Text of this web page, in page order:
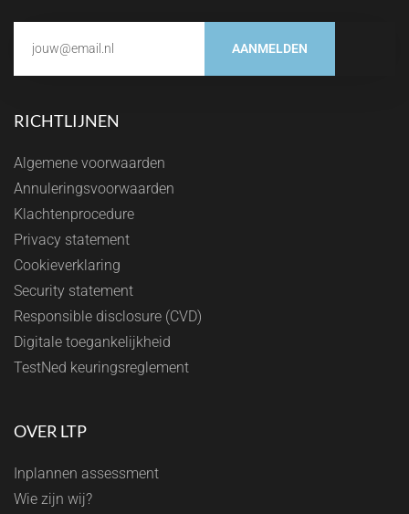
AANMELDEN
RICHTLIJNEN
Algemene voorwaarden
Annuleringsvoorwaarden
Klachtenprocedure
Privacy statement
Cookieverklaring
Security statement
Responsible disclosure (CVD)
Digitale toegankelijkheid
TestNed keuringsreglement
OVER LTP
Inplannen assessment
Wie zijn wij?